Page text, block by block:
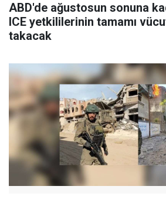
ABD'de ağustosun sonuna
ICE yetkililerinin tamamı
takacak